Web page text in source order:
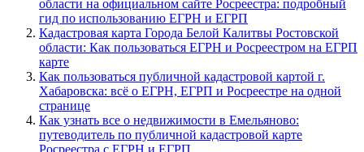
области на официальном сайте Росреестра: подробный
гид по использованию ЕГРН и ЕГРП
Кадастровая карта Города Белой Калитвы Ростовской
области: Как пользоваться ЕГРН и Росреестром на ЕГРП
карте
Как пользоваться публичной кадастровой картой г.
Хабаровска: всё о ЕГРН, ЕГРП и Росреестре на одной
странице
Как узнать все о недвижимости в Емельяново:
путеводитель по публичной кадастровой карте
Росреестра с ЕГРН и ЕГРП